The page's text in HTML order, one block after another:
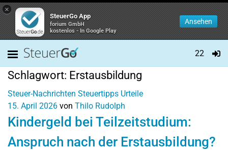
×
SteuerGo App
forium GmbH
kostenlos - In Google Play
Ansehen
22
Schlagwort: Erstausbildung
Steuer-Nachrichten Steuertipps Urteile
15. April 2026 von Thilo Rudolph
Kindergeld bei Teilzeitstudium:
Anspruch nach der Erstausbildung?